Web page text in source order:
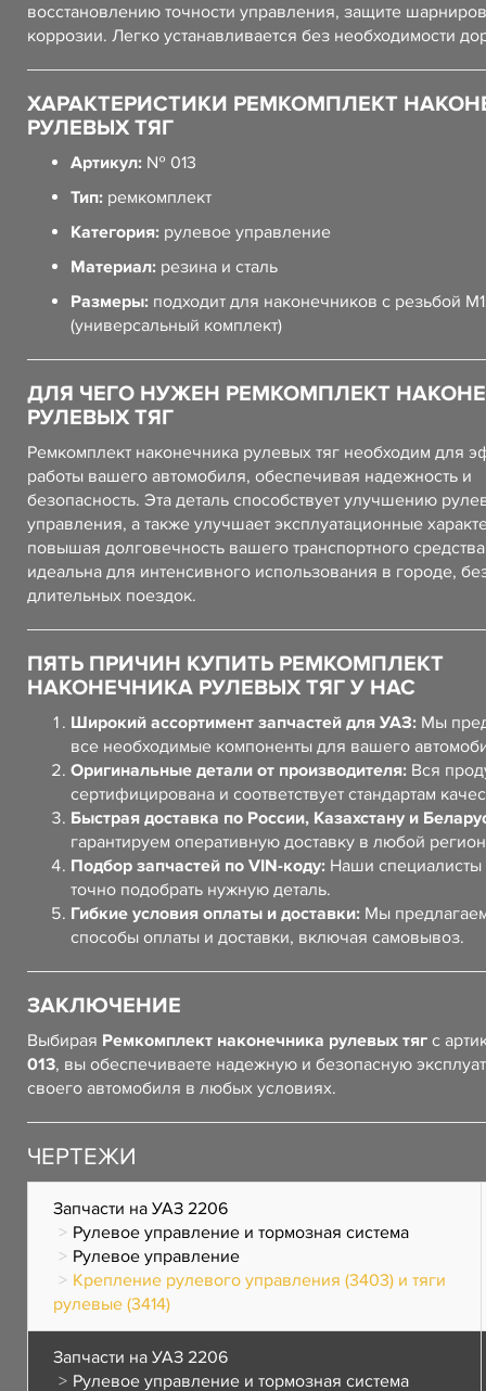
восстановлению точности управления, защите
коррозии. Легко устанавливается без необходимости
ХАРАКТЕРИСТИКИ РЕМКОМПЛЕКТ
РУЛЕВЫХ ТЯГ
Артикул: № 013
Тип: ремкомплект
Категория: рулевое управление
Материал: резина и сталь
Размеры: подходит для наконечников с резьбой
(универсальный комплект)
ДЛЯ ЧЕГО НУЖЕН РЕМКОМПЛЕКТ
РУЛЕВЫХ ТЯГ
Ремкомплект наконечника рулевых тяг необходим для
работы вашего автомобиля, обеспечивая надежность и
безопасность. Эта деталь способствует улучшению
управления, а также улучшает эксплуатационные
повышая долговечность вашего транспортного
идеальна для интенсивного использования в городе,
длительных поездок.
ПЯТЬ ПРИЧИН КУПИТЬ РЕМКОМПЛЕКТ
НАКОНЕЧНИКА РУЛЕВЫХ ТЯГ У НАС
Широкий ассортимент запчастей для УАЗ: Мы
все необходимые компоненты для вашего
Оригинальные детали от производителя: Вся
сертифицирована и соответствует стандартам
Быстрая доставка по России, Казахстану и
гарантируем оперативную доставку в любой
Подбор запчастей по VIN-коду: Наши специалисты
точно подобрать нужную деталь.
Гибкие условия оплаты и доставки: Мы
способы оплаты и доставки, включая самовывоз.
ЗАКЛЮЧЕНИЕ
Выбирая Ремкомплект наконечника рулевых тяг с
013, вы обеспечиваете надежную и безопасную
своего автомобиля в любых условиях.
ЧЕРТЕЖИ
Запчасти на УАЗ 2206
Рулевое управление и тормозная система
Рулевое управление
Крепление рулевого управления (3403) и тяги
рулевые (3414)
Запчасти на УАЗ 2206
Рулевое управление и тормозная система